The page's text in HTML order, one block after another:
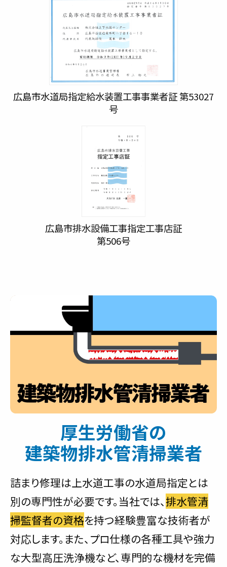
広島市水道局指定給水装置工事事業者証 第53027
号
広島市排水設備工事指定工事店証
第506号
厚生労働省の
建築物排水管清掃業者
詰まり修理は上水道工事の水道局指定とは
別の専門性が必要です。当社では、排水管清
掃監督者の資格を持つ経験豊富な技術者が
対応します。また、プロ仕様の各種工具や強力
な大型高圧洗浄機など、専門的な機材を完備